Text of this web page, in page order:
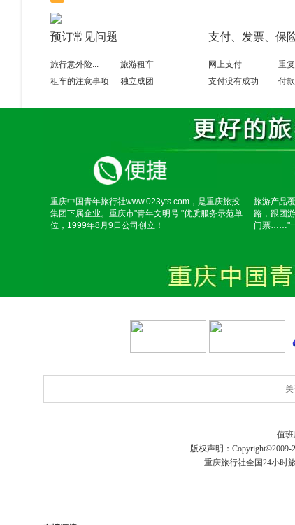
答
问
去珠海长隆海洋王国旅游途中脱团了怎么办？
答
预订常见问题
旅行意外险...
旅游租车
租车的注意事项
独立成团
支付、发票、保
网上支付
重
支付没有成功
付
重庆中国青年旅行社www.023yts.com，是重庆旅投
集团下属企业。重庆市"青年文明号 "优质服务示范单
位，1999年8月9日公司创立！
旅游产品
路，跟团
门票……"一
值班
版权声明：Copyright©2009-
重庆旅行社全国24小时